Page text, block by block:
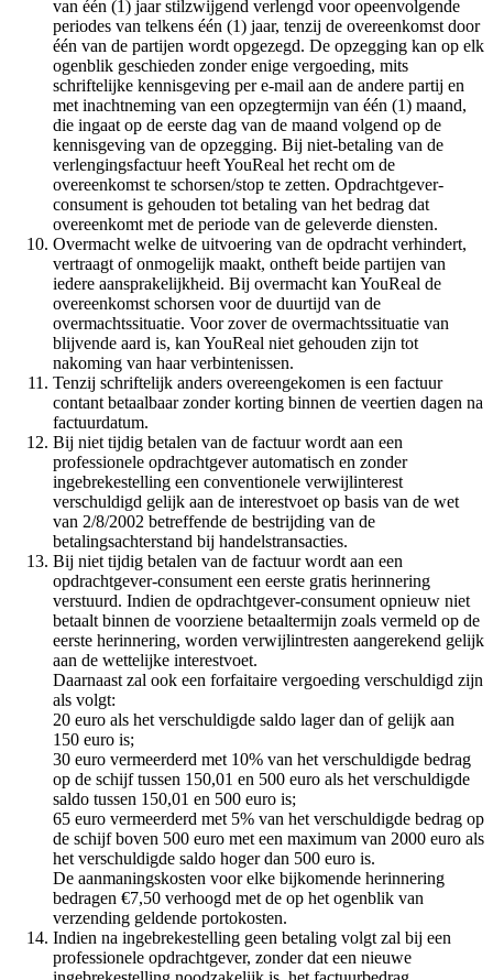
van één (1) jaar stilzwijgend verlengd voor opeenvolgende
periodes van telkens één (1) jaar, tenzij de overeenkomst door
één van de partijen wordt opgezegd. De opzegging kan op elk
ogenblik geschieden zonder enige vergoeding, mits
schriftelijke kennisgeving per e-mail aan de andere partij en
met inachtneming van een opzegtermijn van één (1) maand,
die ingaat op de eerste dag van de maand volgend op de
kennisgeving van de opzegging. Bij niet-betaling van de
verlengingsfactuur heeft YouReal het recht om de
overeenkomst te schorsen/stop te zetten. Opdrachtgever-
consument is gehouden tot betaling van het bedrag dat
overeenkomt met de periode van de geleverde diensten.
Overmacht welke de uitvoering van de opdracht verhindert,
vertraagt of onmogelijk maakt, ontheft beide partijen van
iedere aansprakelijkheid. Bij overmacht kan YouReal de
overeenkomst schorsen voor de duurtijd van de
overmachtssituatie. Voor zover de overmachtssituatie van
blijvende aard is, kan YouReal niet gehouden zijn tot
nakoming van haar verbintenissen.
Tenzij schriftelijk anders overeengekomen is een factuur
contant betaalbaar zonder korting binnen de veertien dagen na
factuurdatum.
Bij niet tijdig betalen van de factuur wordt aan een
professionele opdrachtgever automatisch en zonder
ingebrekestelling een conventionele verwijlinterest
verschuldigd gelijk aan de interestvoet op basis van de wet
van 2/8/2002 betreffende de bestrijding van de
betalingsachterstand bij handelstransacties.
Bij niet tijdig betalen van de factuur wordt aan een
opdrachtgever-consument een eerste gratis herinnering
verstuurd. Indien de opdrachtgever-consument opnieuw niet
betaalt binnen de voorziene betaaltermijn zoals vermeld op de
eerste herinnering, worden verwijlintresten aangerekend gelijk
aan de wettelijke interestvoet.
Daarnaast zal ook een forfaitaire vergoeding verschuldigd zijn
als volgt:
20 euro als het verschuldigde saldo lager dan of gelijk aan
150 euro is;
30 euro vermeerderd met 10% van het verschuldigde bedrag
op de schijf tussen 150,01 en 500 euro als het verschuldigde
saldo tussen 150,01 en 500 euro is;
65 euro vermeerderd met 5% van het verschuldigde bedrag op
de schijf boven 500 euro met een maximum van 2000 euro als
het verschuldigde saldo hoger dan 500 euro is.
De aanmaningskosten voor elke bijkomende herinnering
bedragen €7,50 verhoogd met de op het ogenblik van
verzending geldende portokosten.
Indien na ingebrekestelling geen betaling volgt zal bij een
professionele opdrachtgever, zonder dat een nieuwe